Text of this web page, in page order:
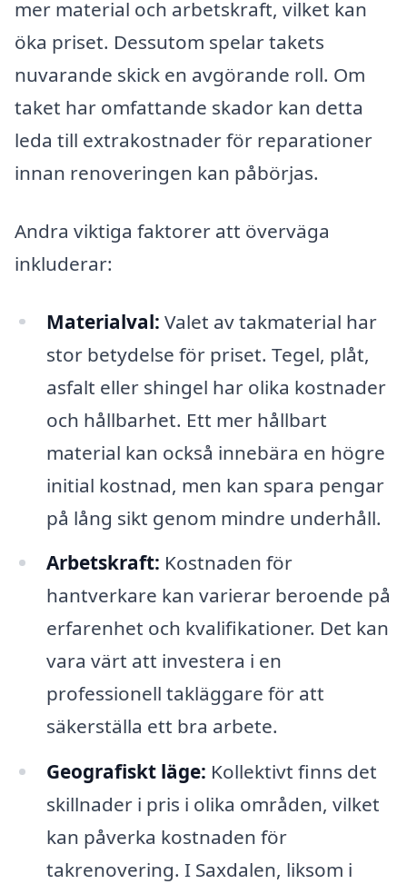
mer material och arbetskraft, vilket kan
öka priset. Dessutom spelar takets
nuvarande skick en avgörande roll. Om
taket har omfattande skador kan detta
leda till extrakostnader för reparationer
innan renoveringen kan påbörjas.
Andra viktiga faktorer att överväga
inkluderar:
Materialval: Valet av takmaterial har
stor betydelse för priset. Tegel, plåt,
asfalt eller shingel har olika kostnader
och hållbarhet. Ett mer hållbart
material kan också innebära en högre
initial kostnad, men kan spara pengar
på lång sikt genom mindre underhåll.
Arbetskraft: Kostnaden för
hantverkare kan varierar beroende på
erfarenhet och kvalifikationer. Det kan
vara värt att investera i en
professionell takläggare för att
säkerställa ett bra arbete.
Geografiskt läge: Kollektivt finns det
skillnader i pris i olika områden, vilket
kan påverka kostnaden för
takrenovering. I Saxdalen, liksom i